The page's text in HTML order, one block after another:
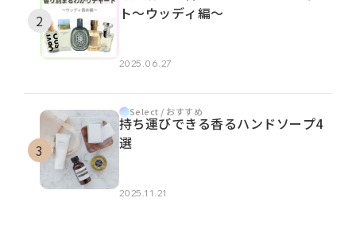
ト～ウッディ編～
2025.06.27
Select / おすすめ
持ち運びできる香るハンドソープ4
選
2025.11.21